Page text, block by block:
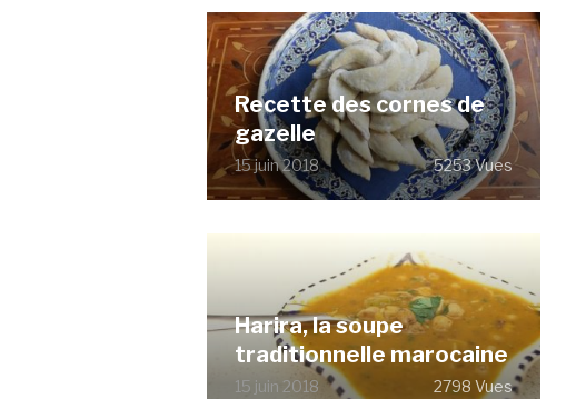
Recette des cornes de
gazelle
15 juin 2018 5253 Vues
Harira, la soupe
traditionnelle marocaine
15 juin 2018 2798 Vues